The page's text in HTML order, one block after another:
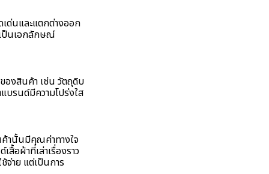
ด่นและแตกต่างออก
เป็นเอกลักษณ์
องสินค้า เช่น วัตถุดิบ
บรนด์มีความโปร่งใส
ค้านั้นมีคุณค่าทางใจ
สื้อผ้าที่เล่าเรื่องราว
จ่าย แต่เป็นการ